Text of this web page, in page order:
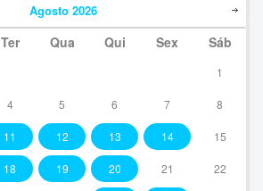
Agosto 2026
Ter Qua Qui Sex Sáb
1
4 5 6 7 8
11 12 13 14 15
18 19 20 21 22